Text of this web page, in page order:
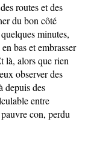
routes et des
du bon côté
minutes,
bas et embrasser
là, alors que rien
observer des
depuis des
entre
con, perdu